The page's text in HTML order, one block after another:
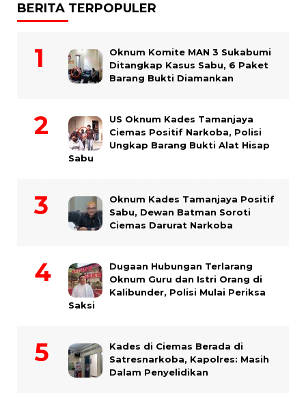
BERITA TERPOPULER
Oknum Komite MAN 3 Sukabumi
Ditangkap Kasus Sabu, 6 Paket
Barang Bukti Diamankan
US Oknum Kades Tamanjaya
Ciemas Positif Narkoba, Polisi
Ungkap Barang Bukti Alat Hisap
Sabu
Oknum Kades Tamanjaya Positif
Sabu, Dewan Batman Soroti
Ciemas Darurat Narkoba
Dugaan Hubungan Terlarang
Oknum Guru dan Istri Orang di
Kalibunder, Polisi Mulai Periksa
Saksi
Kades di Ciemas Berada di
Satresnarkoba, Kapolres: Masih
Dalam Penyelidikan